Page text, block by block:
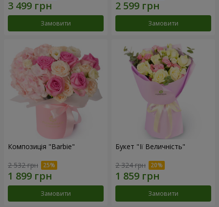
Замовити Замовити
Композиція "Barbie"
2 532 грн
Замовити
Букет "Її Величність"
2 324 грн
Замовити